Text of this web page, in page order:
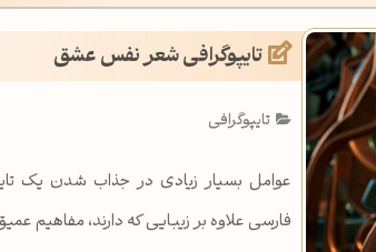
تایپوگرافی شعر نفس عشق
تایپوگرافی
عوامل بسیار زیادی در جذاب شدن یک
فارسی علاوه بر زیبایی که دارند، مفاهیم